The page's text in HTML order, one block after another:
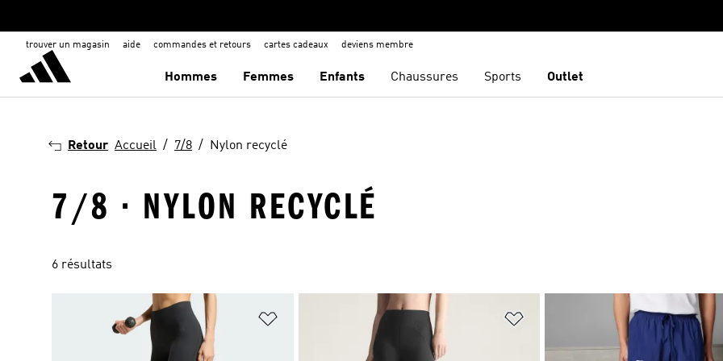
trouver un magasin aide commandes et retours cartes cadeaux deviens membre
Hommes Femmes Enfants Chaussures Sports Outlet
Retour Accueil 7/8 Nylon recyclé
7/8 · NYLON RECYCLÉ
6 résultats
Ajouter à la Liste de produits favoris Ajouter à la Liste de produits